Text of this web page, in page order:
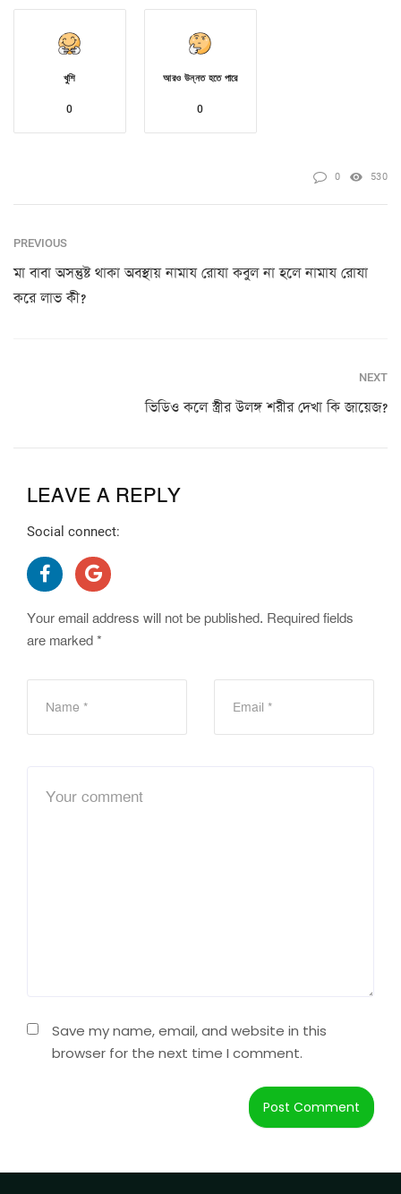
খুশি
0
আরও উন্নত হতে পারে
0
0 530
PREVIOUS
মা বাবা অসন্তুষ্ট থাকা অবস্থায় নামায রোযা কবুল না হলে নামায রোযা
করে লাভ কী?
NEXT
ভিডিও কলে স্ত্রীর উলঙ্গ শরীর দেখা কি জায়েজ?
LEAVE A REPLY
Social connect:
Your email address will not be published. Required fields
are marked *
Save my name, email, and website in this
browser for the next time I comment.